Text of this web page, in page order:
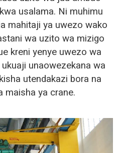
usalama. Ni muhimu
mahitaji ya uwezo wako
wa uzito wa mizigo
kreni yenye uwezo wa
unaowezekana wa
utendakazi bora na
maisha ya crane.